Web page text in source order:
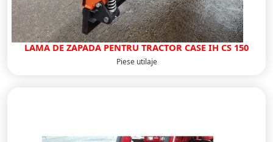
LAMA DE ZAPADA PENTRU TRACTOR CASE IH CS 150
Piese utilaje